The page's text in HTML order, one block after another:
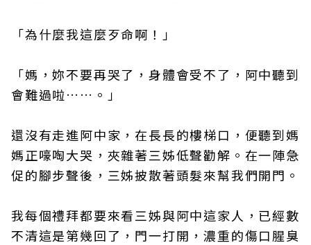
「為什麼我這麼歹命啊！」
「媽，妳不要再哭了，身體會受不了，阿中聽到
會難過啦……。」
還沒有走進阿中家，在長長的樓梯口，便聽到媽
媽正嚎啕大哭，夾雜著三姊低聲勸解。在一陣急
促的腳步聲後，三姊披散著頭髮來幫我們開門。
我每個禮拜都要來看三姊與阿中這家人，已經數
不清這是第幾回了，門一打開，濃重的傷口腥臭